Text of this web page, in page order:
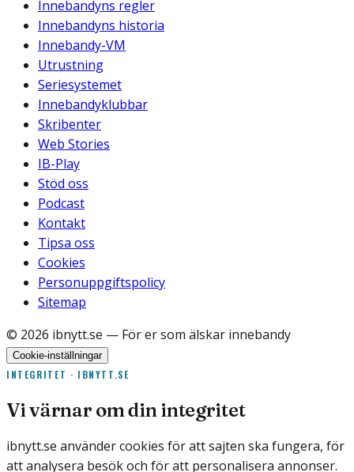
Innebandyns regler
Innebandyns historia
Innebandy-VM
Utrustning
Seriesystemet
Innebandyklubbar
Skribenter
Web Stories
IB-Play
Stöd oss
Podcast
Kontakt
Tipsa oss
Cookies
Personuppgiftspolicy
Sitemap
© 2026 ibnytt.se — För er som älskar innebandy
Cookie-inställningar
INTEGRITET · IBNYTT.SE
Vi värnar om din integritet
ibnytt.se använder cookies för att sajten ska fungera, för
att analysera besök och för att personalisera annonser.